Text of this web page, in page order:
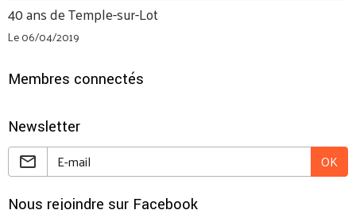
40 ans de Temple-sur-Lot
Le 06/04/2019
Membres connectés
Newsletter
OK
Nous rejoindre sur Facebook